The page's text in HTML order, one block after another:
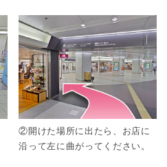
②開けた場所に出たら、お店に
沿って左に曲がってください。